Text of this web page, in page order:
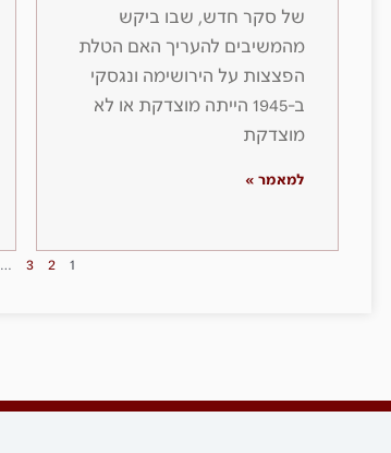
של סקר חדש, שבו ביקש
מהמשיבים להעריך האם הטלת
הפצצות על הירושימה ונגסקי
ב-1945 הייתה מוצדקת או לא
מוצדקת
למאמר »
1
2
3
…